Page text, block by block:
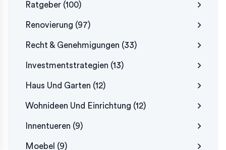
Ratgeber (100)
Renovierung (97)
Recht & Genehmigungen (33)
Investmentstrategien (13)
Haus Und Garten (12)
Wohnideen Und Einrichtung (12)
Innentueren (9)
Moebel (9)